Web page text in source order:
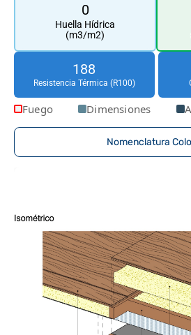
0
Huella Hídrica
(m3/m2)
188
Resistencia Térmica (R100)
Fuego Dimensiones
Nomenclatura